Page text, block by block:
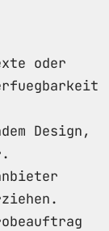
oder
Design,